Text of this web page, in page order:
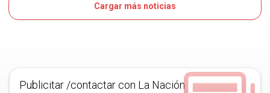
PATROCINADOCargar más noticias
Publicitar /contactar con La Nación